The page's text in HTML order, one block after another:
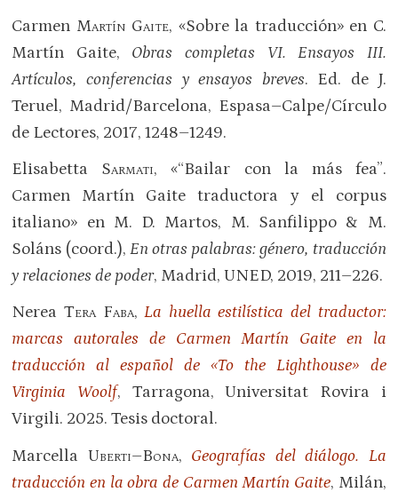
Carmen Martín Gaite, «Sobre la traducción» en C.
Martín Gaite, Obras completas VI. Ensayos III.
Artículos, conferencias y ensayos breves. Ed. de J.
Teruel, Madrid/Barcelona, Espasa–Calpe/Círculo
de Lectores, 2017, 1248–1249.
Elisabetta Sarmati, «“Bailar con la más fea”.
Carmen Martín Gaite traductora y el corpus
italiano» en M. D. Martos, M. Sanfilippo & M.
Soláns (coord.), En otras palabras: género, traducción
y relaciones de poder, Madrid, UNED, 2019, 211–226.
NereaTera Faba,La huella estilística del traductor:
marcas autorales de Carmen Martín Gaite en la
traducción al español de «To the Lighthouse» de
Virginia Woolf, Tarragona, Universitat Rovira i
Virgili. 2025. Tesis doctoral.
Marcella Uberti–Bona, Geografías del diálogo. La
traducción en la obra de Carmen Martín Gaite, Milán,